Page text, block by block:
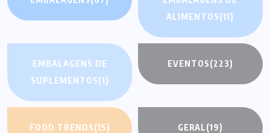
ALIMENTOS(11)
EMBALAGENS DE
SUPLEMENTOS(1)
EVENTOS(223)
FOOD TRENDS(15) GERAL(19)